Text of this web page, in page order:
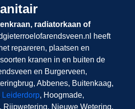
radiatorkaan of
heeft
repareren, plaatsen en
kranen in en buiten de
en Burgerveen,
Abbenes, Buitenkaag,
Leiderdorp, Hoogmade,
Rijpwetering, Nieuwe Wetering,